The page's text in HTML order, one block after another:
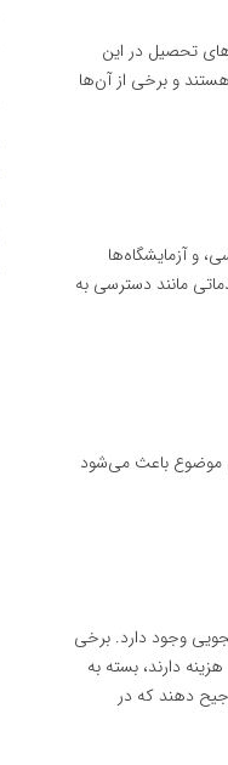
تحصیل در این
هستند و برخی از آن‌ها
و آزمایشگاه‌ها
نیز برای خدماتی مانند دسترسی به
موضوع باعث می‌شود
وجود دارد. برخی
دارند که این خوابگاه‌ها معمولاً از ۱۰۰ یورو تا ۳۰۰ یورو در ماه هزینه دارند، بسته به
دهند که در